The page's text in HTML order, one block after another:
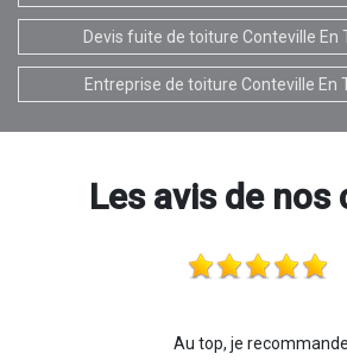
Devis fuite de toiture Conteville En
Entreprise de toiture Conteville En
Les avis de nos
Au top, je